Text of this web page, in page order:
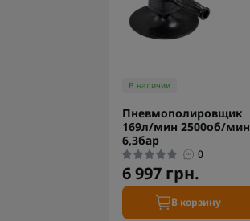
В наличии
Пневмополировщик
169л/мин 2500об/мин
6,3бар
0
6 997 грн.
В корзину